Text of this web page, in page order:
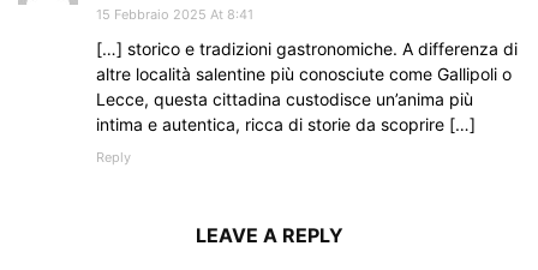
15 Febbraio 2025 At 8:41
[…] storico e tradizioni gastronomiche. A differenza di
altre località salentine più conosciute come Gallipoli o
Lecce, questa cittadina custodisce un’anima più
intima e autentica, ricca di storie da scoprire […]
Reply
LEAVE A REPLY